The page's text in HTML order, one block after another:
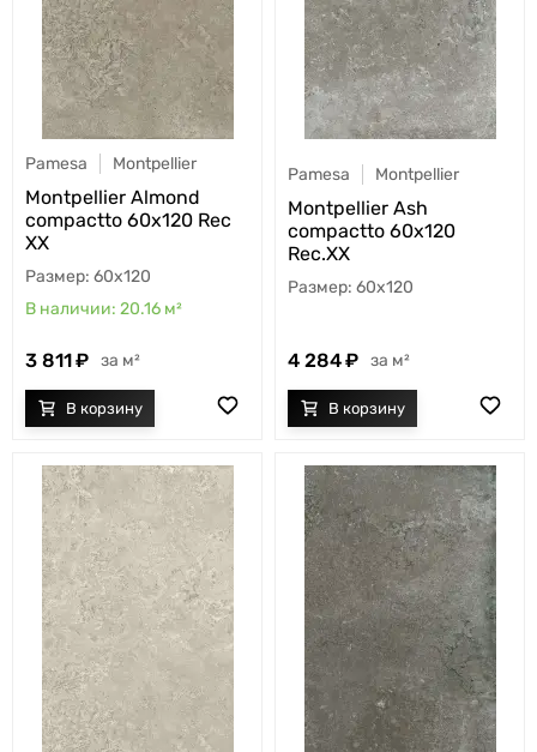
Pamesa Montpellier
Montpellier Almond
compactto 60x120 Rec
XX
60x120
20.16 м²
3 811 м²
Pamesa Montpellier
Montpellier Ash
compactto 60x120
Rec.XX
60x120
4 284 м²